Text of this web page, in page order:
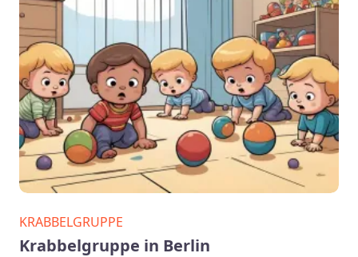
KRABBELGRUPPE
Krabbelgruppe in Berlin